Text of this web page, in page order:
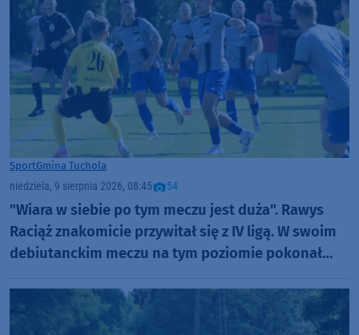
SportGmina Tuchola
niedziela, 9 sierpnia 2026, 08:45 54
"Wiara w siebie po tym meczu jest duża". Rawys
Raciąż znakomicie przywitał się z IV ligą. W swoim
debiutanckim meczu na tym poziomie pokonał